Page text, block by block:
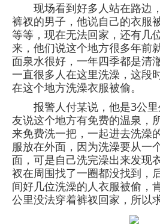
现场看到好多人站在路边
裤衩的男子，他说自己的衣服
等等，现在无法回家，还有几
来，他们说这个地方很多年前
面泉水很好，一年四季都是清
一直很多人在这里洗澡，这段
在这个地方洗澡衣服被偷。
报警人付某说，他是3公里
友说这个地方有免费的温泉，
来免费洗一把，一起进去洗澡
服放在外面，因为洗澡要从一
面，可是自己洗完澡出来发现
衩在周围找了一圈都没找到，
间好几位洗澡的人衣服被偷，
公里没法穿着裤衩回家，所以